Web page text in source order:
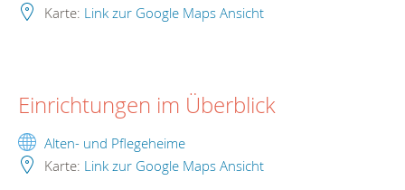
Karte: Link zur Google Maps Ansicht
Einrichtungen im Überblick
Alten- und Pflegeheime
Karte: Link zur Google Maps Ansicht